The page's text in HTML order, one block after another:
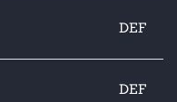
DEF
DEF